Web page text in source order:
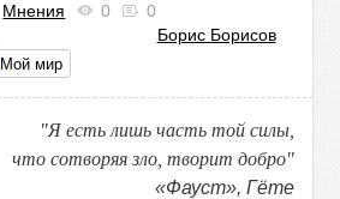
Мнения 0
0
Борис Борисов
Мой мир
"Я есть лишь часть той силы,
что сотворяя зло, творит добро"
«Фауст», Гёте